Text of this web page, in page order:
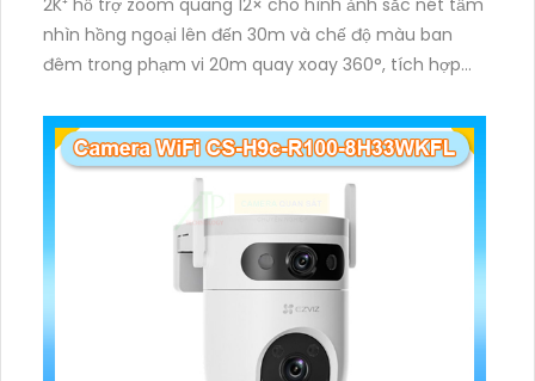
nhìn hồng ngoại lên đến 30m và chế độ màu ban
đêm trong phạm vi 20m quay xoay 360°, tích hợp
camera giúp nâng cao an ninh hiệu quả. Đạt chuẩn
IP67 có khả năng chống bụi, nước, đảm bảo hoạt
động ổn định trong mọi điều kiện thời tiết.